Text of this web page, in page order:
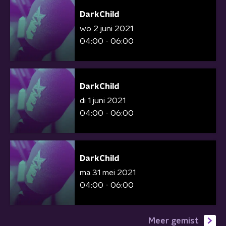
DarkChild
wo 2 juni 2021
04:00 - 06:00
DarkChild
di 1 juni 2021
04:00 - 06:00
DarkChild
ma 31 mei 2021
04:00 - 06:00
Meer gemist